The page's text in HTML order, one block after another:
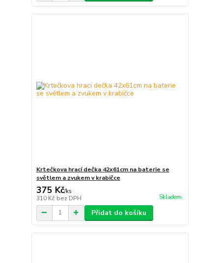
Krtečkova hrací dečka 42x61cm na baterie se
světlem a zvukem v krabičce
375 Kč/ks
310 Kč bez DPH Skladem
Přidat do košíku